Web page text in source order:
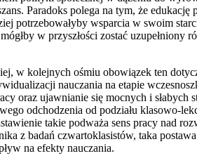
Paradoks polega na tym, że edukację
potrzebowałyby wsparcia w swoim
w przyszłości zostać uzupełniony
w kolejnych ośmiu obowiązek ten
nauczania na etapie
oraz ujawnianie się mocnych i
odchodzenia od podziału klasowo-
takie podważa sens pracy nad
z badań czwartoklasistów, taka
na efekty nauczania.